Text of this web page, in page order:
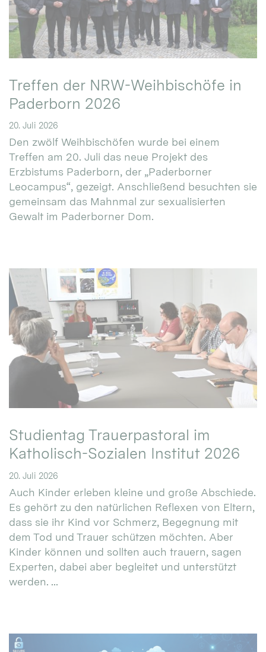
Treffen der NRW-Weihbischöfe in
Paderborn 2026
20. Juli 2026
Den zwölf Weihbischöfen wurde bei einem
Treffen am 20. Juli das neue Projekt des
Erzbistums Paderborn, der „Paderborner
Leocampus“, gezeigt. Anschließend besuchten sie
gemeinsam das Mahnmal zur sexualisierten
Gewalt im Paderborner Dom.
Studientag Trauerpastoral im
Katholisch-Sozialen Institut 2026
20. Juli 2026
Auch Kinder erleben kleine und große Abschiede.
Es gehört zu den natürlichen Reflexen von Eltern,
dass sie ihr Kind vor Schmerz, Begegnung mit
dem Tod und Trauer schützen möchten. Aber
Kinder können und sollten auch trauern, sagen
Experten, dabei aber begleitet und unterstützt
werden. ...